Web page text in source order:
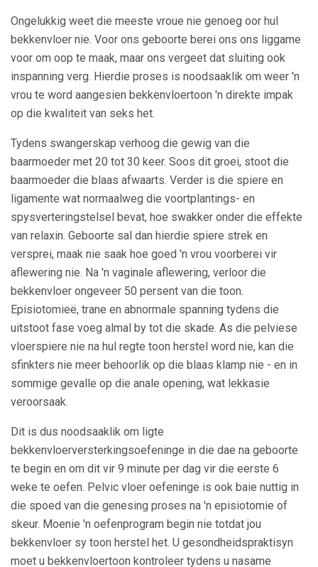
Ongelukkig weet die meeste vroue nie genoeg oor hul
bekkenvloer nie. Voor ons geboorte berei ons ons liggame
voor om oop te maak, maar ons vergeet dat sluiting ook
inspanning verg. Hierdie proses is noodsaaklik om weer 'n
vrou te word aangesien bekkenvloertoon 'n direkte impak
op die kwaliteit van seks het.
Tydens swangerskap verhoog die gewig van die
baarmoeder met 20 tot 30 keer. Soos dit groei, stoot die
baarmoeder die blaas afwaarts. Verder is die spiere en
ligamente wat normaalweg die voortplantings- en
spysverteringstelsel bevat, hoe swakker onder die effekte
van relaxin. Geboorte sal dan hierdie spiere strek en
versprei, maak nie saak hoe goed 'n vrou voorberei vir
aflewering nie. Na 'n vaginale aflewering, verloor die
bekkenvloer ongeveer 50 persent van die toon.
Episiotomieë, trane en abnormale spanning tydens die
uitstoot fase voeg almal by tot die skade. As die pelviese
vloerspiere nie na hul regte toon herstel word nie, kan die
sfinkters nie meer behoorlik op die blaas klamp nie - en in
sommige gevalle op die anale opening, wat lekkasie
veroorsaak.
Dit is dus noodsaaklik om ligte
bekkenvloerversterkingsoefeninge in die dae na geboorte
te begin en om dit vir 9 minute per dag vir die eerste 6
weke te oefen. Pelvic vloer oefeninge is ook baie nuttig in
die spoed van die genesing proses na 'n episiotomie of
skeur. Moenie 'n oefenprogram begin nie totdat jou
bekkenvloer sy toon herstel het. U gesondheidspraktisyn
moet u bekkenvloertoon kontroleer tydens u nasame